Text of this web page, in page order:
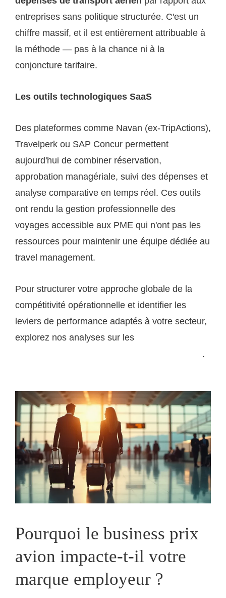
entreprises sans politique structurée. C'est un
chiffre massif, et il est entièrement attribuable à
la méthode — pas à la chance ni à la
conjoncture tarifaire.
Les outils technologiques SaaS
Des plateformes comme Navan (ex-TripActions),
Travelperk ou SAP Concur permettent
aujourd'hui de combiner réservation,
approbation managériale, suivi des dépenses et
analyse comparative en temps réel. Ces outils
ont rendu la gestion professionnelle des
voyages accessible aux PME qui n'ont pas les
ressources pour maintenir une équipe dédiée au
travel management.
Pour structurer votre approche globale de la
compétitivité opérationnelle et identifier les
leviers de performance adaptés à votre secteur,
explorez nos analyses sur les
.
Pourquoi le business prix
avion impacte-t-il votre
marque employeur ?